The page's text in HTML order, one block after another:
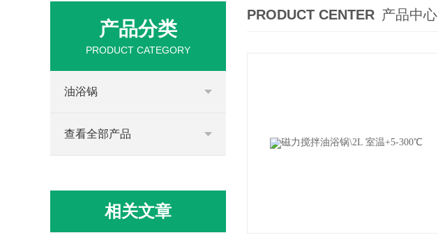
产品分类
PRODUCT CATEGORY
油浴锅
查看全部产品
相关文章
PRODUCT CENTER 产品中心